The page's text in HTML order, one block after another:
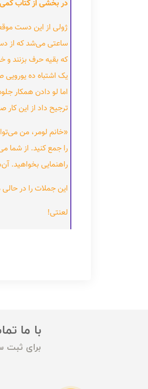
در بخشی از کتاب
ژولی از این دست
ساعتی می‌شد که از
که بقیه حرف بزنند
یک اشتباه ده
اما لو دادن همکار
ترجیح داد از این کار
«خانم لومر، من
را جمع کنید. از شما
راهنمایی بخواهید.
این جملات را در
لعنتی!
با ما
برای ثبت